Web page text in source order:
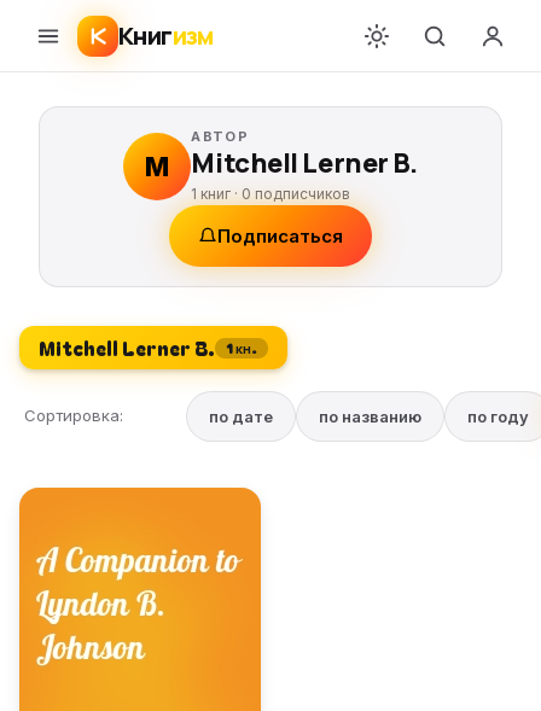
Книгизм
M
АВТОР
Mitchell Lerner B.
1 книг ·0 подписчиков
Подписаться
Mitchell Lerner B. 1 кн.
Сортировка: по дате по названию по году